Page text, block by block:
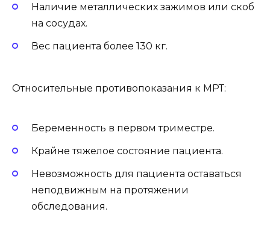
Наличие металлических зажимов или скоб
на сосудах.
Вес пациента более 130 кг.
Относительные противопоказания к МРТ:
Беременность в первом триместре.
Крайне тяжелое состояние пациента.
Невозможность для пациента оставаться
неподвижным на протяжении
обследования.